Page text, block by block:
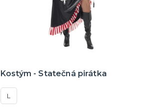
Kostým - Statečná pirátka
L